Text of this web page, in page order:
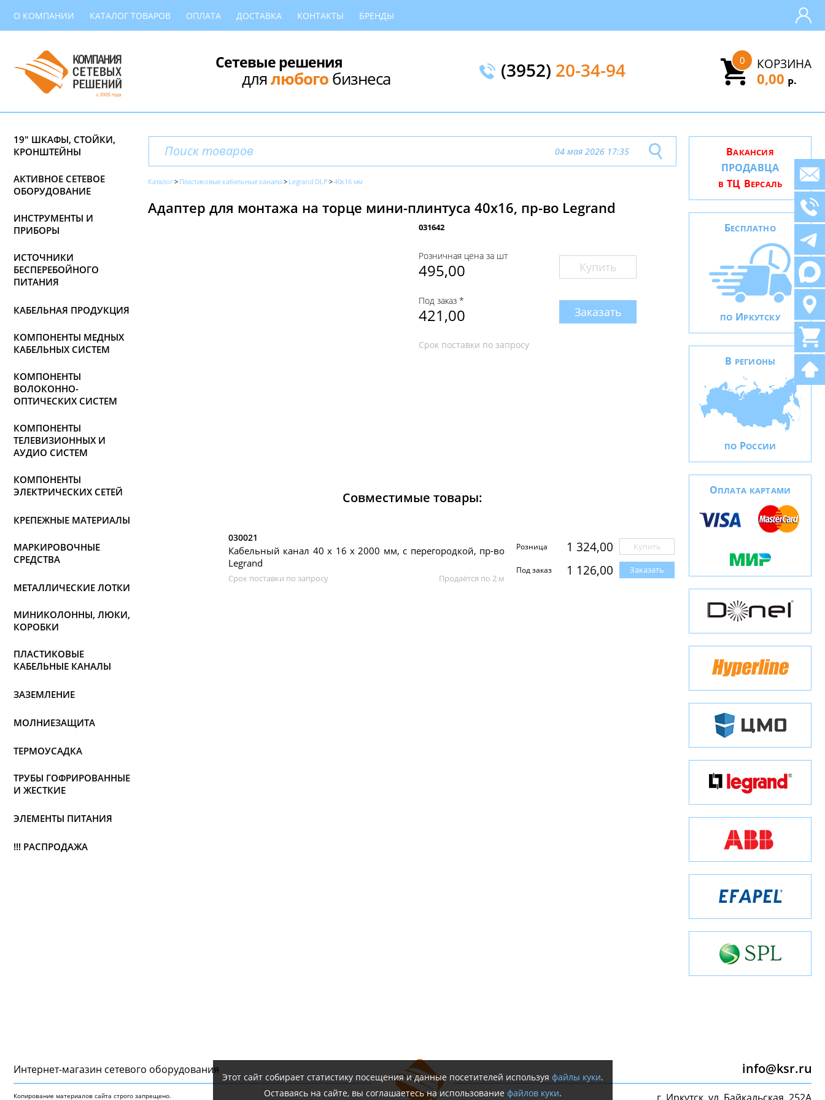
О КОМПАНИИ КАТАЛОГ ТОВАРОВ ОПЛАТА ДОСТАВКА КОНТАКТЫ БРЕНДЫ
Сетевые решения
длялюбогобизнеса (3952) 20-34-94 КОРЗИНА
0
0,00 Р.
19" ШКАФЫ, СТОЙКИ,
КРОНШТЕЙНЫ
АКТИВНОЕ СЕТЕВОЕ
ОБОРУДОВАНИЕ
ИНСТРУМЕНТЫ И
ПРИБОРЫ
ИСТОЧНИКИ
БЕСПЕРЕБОЙНОГО
ПИТАНИЯ
КАБЕЛЬНАЯ ПРОДУКЦИЯ
КОМПОНЕНТЫ МЕДНЫХ
КАБЕЛЬНЫХ СИСТЕМ
КОМПОНЕНТЫ
ВОЛОКОННО-
ОПТИЧЕСКИХ СИСТЕМ
КОМПОНЕНТЫ
ТЕЛЕВИЗИОННЫХ И
АУДИО СИСТЕМ
КОМПОНЕНТЫ
ЭЛЕКТРИЧЕСКИХ СЕТЕЙ
КРЕПЕЖНЫЕ МАТЕРИАЛЫ
МАРКИРОВОЧНЫЕ
СРЕДСТВА
МЕТАЛЛИЧЕСКИЕ ЛОТКИ
МИНИКОЛОННЫ, ЛЮКИ,
КОРОБКИ
ПЛАСТИКОВЫЕ
КАБЕЛЬНЫЕ КАНАЛЫ
ЗАЗЕМЛЕНИЕ
МОЛНИЕЗАЩИТА
ТЕРМОУСАДКА
ТРУБЫ ГОФРИРОВАННЫЕ
И ЖЕСТКИЕ
ЭЛЕМЕНТЫ ПИТАНИЯ
!!! РАСПРОДАЖА
04 мая 2026 17:35
Каталог Пластиковые кабельные каналы Legrand DLP 40x16 мм
Адаптер для монтажа на торце мини-плинтуса 40х16, пр-во Legrand
031642
Розничная цена за шт
495,00 Купить
Под заказ *
421,00 Заказать
Срок поставки по запросу
Совместимые товары:
030021
Кабельный канал 40 х 16 x 2000 мм, с перегородкой, пр-во
Legrand
Срок поставки по запросу Продаётся по 2 м
Розница 1 324,00 Купить
Под заказ 1 126,00 Заказать
ВАКАНСИЯ
ПРОДАВЦА
В ТЦ ВЕРСАЛЬ
БЕСПЛАТНО
ПО ИРКУТСКУ
В РЕГИОНЫ
ПО РОССИИ
ОПЛАТА КАРТАМИ
Интернет-магазин сетeвого оборудования
Копирование материалов сайта строго запрещено.
info@ksr.ru
Этот сайт собирает статистику посещения и данные посетителей используя файлы куки.
Оставаясь на сайте, вы соглашаетесь на использование файлов куки.